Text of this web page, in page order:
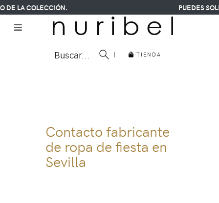
LA COLECCIÓN. PUEDES
n u r i b e l
Buscar... | TIENDA
Contacto fabricante
de ropa de fiesta en
Sevilla